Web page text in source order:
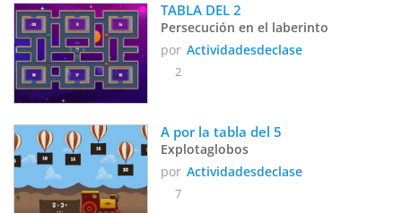
TABLA DEL 2
Persecución en el laberinto
por Actividadesdeclase
2
A por la tabla del 5
Explotaglobos
por Actividadesdeclase
7